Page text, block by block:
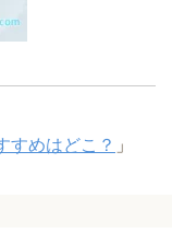
すめはどこ？ 」